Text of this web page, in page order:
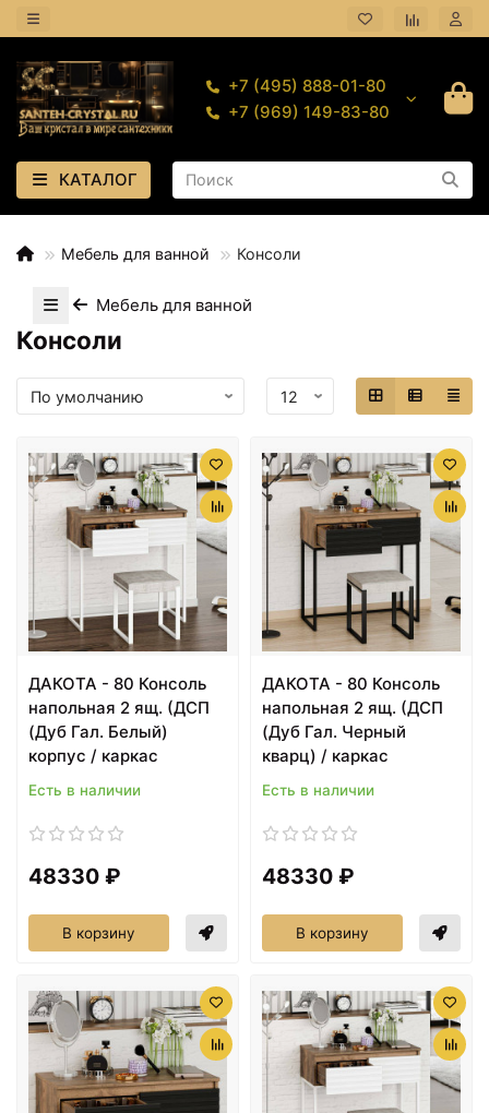
+7 (495) 888-01-80
+7 (969) 149-83-80
КАТАЛОГ
Мебель для ванной Консоли
Мебель для ванной
Консоли
ДАКОТА - 80 Консоль
напольная 2 ящ. (ДСП
(Дуб Гал. Белый)
корпус / каркас
Есть в наличии
48330 ₽
В корзину
ДАКОТА - 80 Консоль
напольная 2 ящ. (ДСП
(Дуб Гал. Черный
кварц) / каркас
Есть в наличии
48330 ₽
В корзину